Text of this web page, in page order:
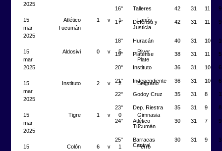
2025
15
mar
2025
Atlético
Tucumán
1 v 1 Lanús
15
mar
2025
Aldosivi 0 v 5
River
Plate
15
mar
2025
Instituto 2 v 2 Belgrano
15
mar
2025
Tigre 1 v 0
Gimnasia
LP
15
Colón 6 v 1 Ferro
16° Talleres 42 31 11 9
17°
Defensa y
Justicia
42 31 11 9
18° Huracán 40 31 10
19° Platense 38 31 11 5
20° Instituto 36 31 10 6
21° Independiente 36 31 10 6
22° Godoy Cruz 35 31 8
23° Dep. Riestra 35 31 9 8
24°
Atlético
Tucumán
30 31 7 9
25°
Barracas
Central
30 31 9 3